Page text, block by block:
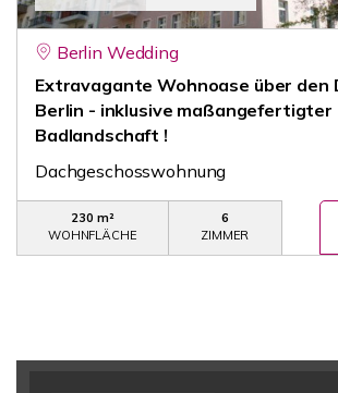
Berlin Wedding
Extravagante Wohnoase über den
Berlin - inklusive maßangefertigter
Badlandschaft !
Dachgeschosswohnung
230 m²
WOHNFLÄCHE
6
ZIMMER